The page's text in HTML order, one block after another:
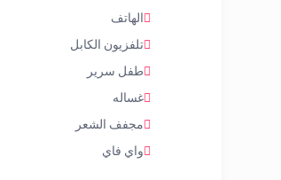
الهاتف
تلفزيون الكابل
طفل سرير
غساله
مجفف الشعر
واي فاي